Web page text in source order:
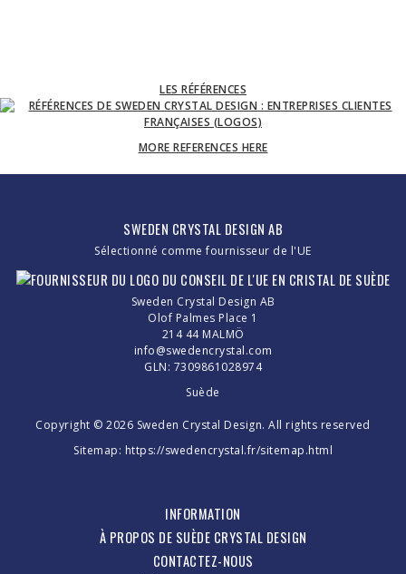
LES RÉFÉRENCES
MORE REFERENCES HERE
SWEDEN CRYSTAL DESIGN AB
Sélectionné comme fournisseur de l'UE
Sweden Crystal Design AB
Olof Palmes Place 1
214 44 MALMÖ
info@swedencrystal.com
GLN: 7309861028974
Suède
Copyright © 2026 Sweden Crystal Design. All rights reserved
Sitemap: https://swedencrystal.fr/sitemap.html
INFORMATION
À PROPOS DE SUÈDE CRYSTAL DESIGN
CONTACTEZ-NOUS